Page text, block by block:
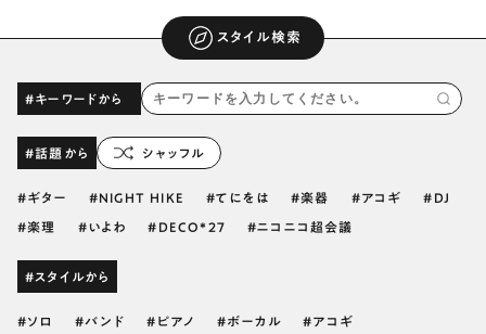
スタイル検索
#キーワードから
#話題から シャッフル
ギター NIGHT HIKE てにをは 楽器 アコギ DJ
楽理 いよわ DECO*27 ニコニコ超会議
#スタイルから
ソロ バンド ピアノ ボーカル アコギ